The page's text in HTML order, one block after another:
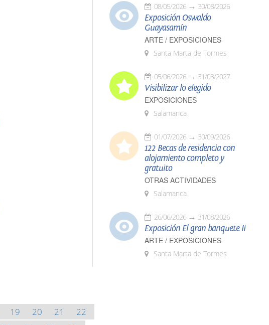
19 20 21
22
08/05/2026 30/08/2026
Exposición Oswaldo
Guayasamín
ARTE / EXPOSICIONES
Santa Marta de Tormes
05/06/2026 31/03/2027
Visibilizar lo elegido
EXPOSICIONES
Salamanca
01/07/2026 30/09/2026
122 Becas de residencia con
alojamiento completo y
gratuito
OTRAS ACTIVIDADES
Salamanca
26/06/2026 31/08/2026
Exposición El gran banquete II
ARTE / EXPOSICIONES
Santa Marta de Tormes